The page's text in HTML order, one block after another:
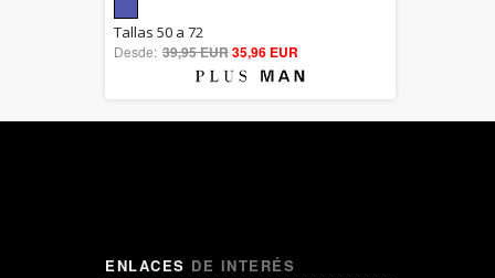
out of 5
Tallas 50 a 72
Desde: 39,95 EUR35,96 EUR
ENLACES DE INTERÉS